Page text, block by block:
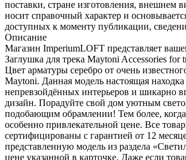
поставки, стране изготовления, внешнем
носит справочный характер и
доступных к моменту публикации,
Описание
Магазин ImperiumLOFT представляет
Заглушка для трека Maytoni Accessories for
Цвет арматуры серебро от очень
Maytoni. Данная модель настоящая находка
непревзойдённых интерьеров и шикарно
дизайн. Порадуйте свой дом уютным
подобающим обрамлении! Тем более,
особенно привлекательной цене. Все
сертифицированы с гарантией от 12
представленную модель из раздела
цене указанной в карточке. Даже если